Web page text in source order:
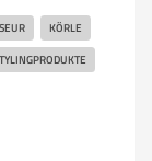
KÖRLE